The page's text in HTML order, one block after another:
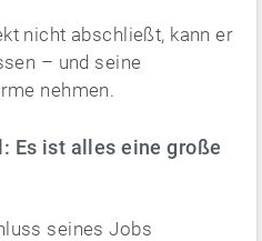
nicht abschließt, kann er
– und seine
nehmen.
Es ist alles eine große
seines Jobs